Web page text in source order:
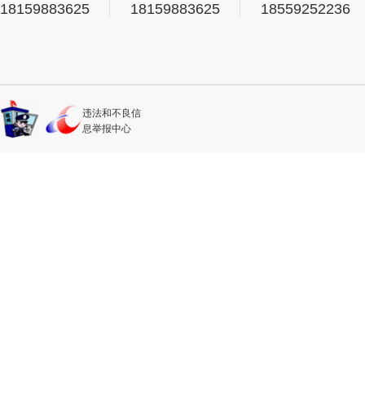
18159883625 18159883625 18559252236
违法和不良信
息举报中心